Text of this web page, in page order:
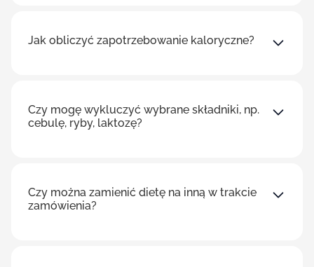
Jak obliczyć zapotrzebowanie kaloryczne?
Czy mogę wykluczyć wybrane składniki, np.
cebulę, ryby, laktozę?
Czy można zamienić dietę na inną w trakcie
zamówienia?